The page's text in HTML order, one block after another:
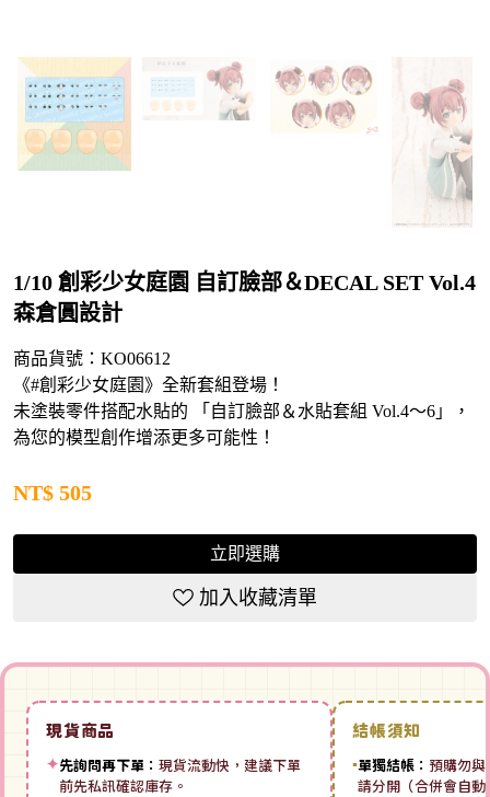
1/10 創彩少女庭園 自訂臉部＆DECAL SET Vol.4
森倉圓設計
商品貨號：KO06612
《#創彩少女庭園》全新套組登場！
未塗裝零件搭配水貼的 「自訂臉部＆水貼套組 Vol.4～6」，
為您的模型創作增添更多可能性！
NT$ 505
立即選購
加入收藏清單
現貨商品
✦先詢問再下單： 現貨流動快，建議下單
前先私訊確認庫存。
結帳須知
▪單獨結帳： 預購勿與
請分開（合併會自